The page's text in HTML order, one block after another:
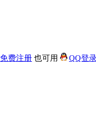
免费注册 也可用 QQ登